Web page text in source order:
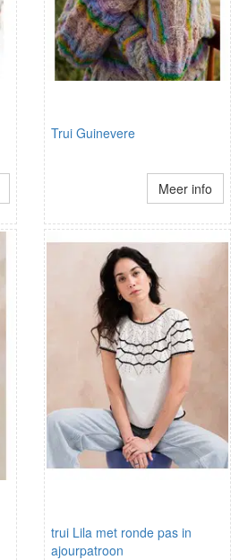
Trui Guinevere
Meer info
trui Lila met ronde pas in
ajourpatroon